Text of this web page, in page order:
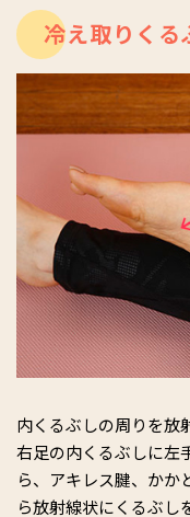
冷え取りくる
内くるぶしの周りを放
右足の内くるぶしに左
ら、アキレス腱、かか
ら放射線状にくるぶし